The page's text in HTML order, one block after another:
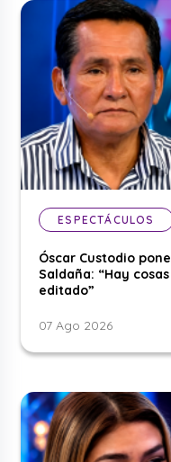
ESPECTÁCULOS
Óscar Custodio
Saldaña: “Hay
editado”
07 Ago 2026